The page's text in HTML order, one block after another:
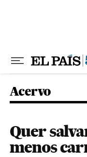
Acervo
Quer
menos